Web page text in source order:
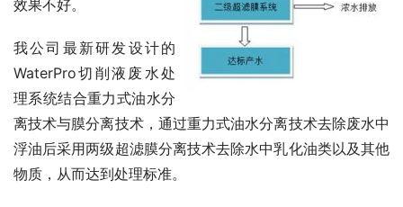
效果不好。
我公司最新研发设计的
WaterPro切削液废水处
理系统结合重力式油水分
离技术与膜分离技术，通过重力式油水分离技术去除废水中
浮油后采用两级超滤膜分离技术去除水中乳化油类以及其他
物质，从而达到处理标准。